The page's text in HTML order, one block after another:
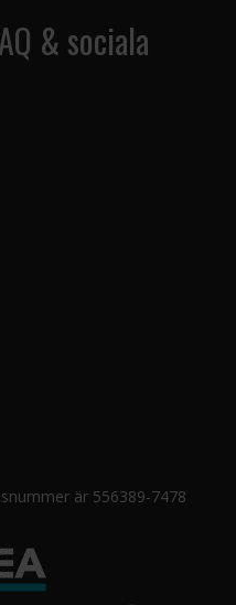
& sociala
är 556389-7478